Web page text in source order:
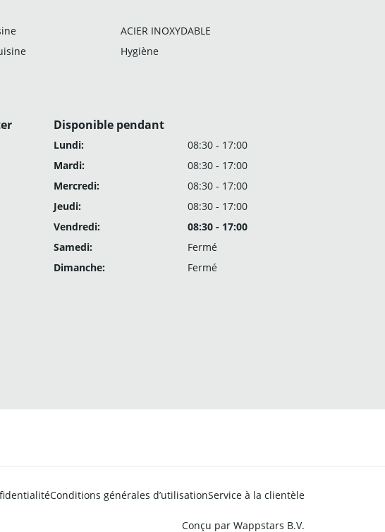
ACIER INOXYDABLE
Hygiène
Disponible pendant
Lundi:
08:30 - 17:00
Mardi:
08:30 - 17:00
Mercredi:
08:30 - 17:00
Jeudi:
08:30 - 17:00
Vendredi:
08:30 - 17:00
Samedi:
Fermé
Dimanche:
Fermé
Conditions générales d’utilisationService à la clientèle
Conçu par Wappstars B.V.